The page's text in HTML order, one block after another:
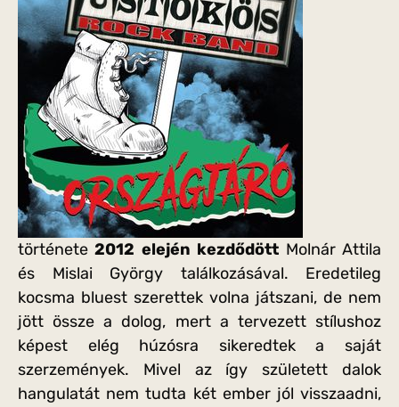
története2012 elején kezdődött Molnár Attila
és Mislai György találkozásával. Eredetileg
kocsma bluest szerettek volna játszani, de nem
jött össze a dolog, mert a tervezett stílushoz
képest elég húzósra sikeredtek a saját
szerzemények. Mivel az így született dalok
hangulatát nem tudta két ember jól visszaadni,